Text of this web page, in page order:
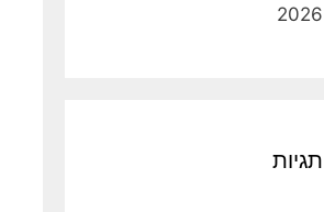
2026
תגיות